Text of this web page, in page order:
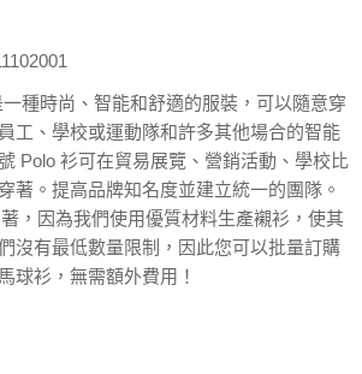
種時尚、智能和舒適的服裝，可以隨意穿
工、學校或運動隊和許多其他場合的智能
Polo 衫可在貿易展覽、營銷活動、學校比
著。提高品牌知名度並建立統一的團隊。
，因為我們使用優質材料生產襯衫，使其
沒有最低數量限制，因此您可以批量訂購
球衫，無需額外費用！